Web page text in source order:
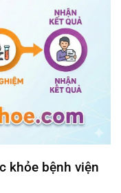
khỏe bệnh viện